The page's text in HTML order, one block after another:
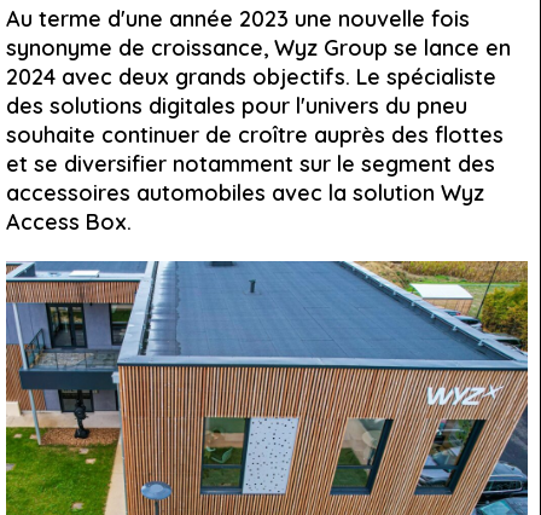
Au terme d'une année 2023 une nouvelle fois
synonyme de croissance, Wyz Group se lance en
2024 avec deux grands objectifs. Le spécialiste
des solutions digitales pour l'univers du pneu
souhaite continuer de croître auprès des flottes
et se diversifier notamment sur le segment des
accessoires automobiles avec la solution Wyz
Access Box.